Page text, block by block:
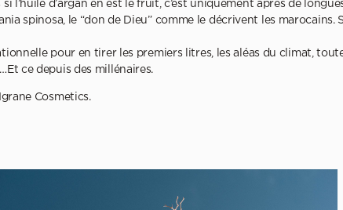
l’huile d’argan en est le fruit, c’est uniquement après de
spinosa, le “don de Dieu” comme le décrivent les marocains.
pour en tirer les premiers litres, les aléas du climat,
ce depuis des millénaires.
Cosmetics.